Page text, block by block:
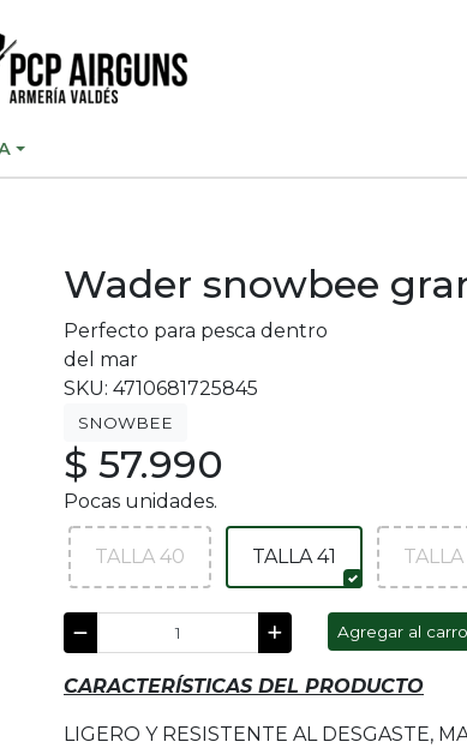
Wader snowbee
Perfecto para pesca dentro
del mar
SKU: 4710681725845
SNOWBEE
$ 57.990
Pocas unidades.
TALLA 40 TALLA 41
Agregar al carro
CARACTERÍSTICAS DEL PRODUCTO
LIGERO Y RESISTENTE AL DESGASTE,